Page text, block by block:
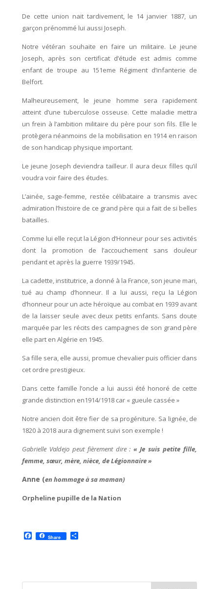
De cette union nait tardivement, le 14 janvier 1887, un
garçon prénommé lui aussi Joseph.
Notre vétéran souhaite en faire un militaire. Le jeune
Joseph, après son certificat d’étude est admis comme
enfant de troupe au 151eme Régiment d’infanterie de
Belfort.
Malheureusement, le jeune homme sera rapidement
atteint d’une tuberculose osseuse. Cette maladie mettra
un frein à l’ambition militaire du père pour son fils. Elle le
protègera néanmoins de la mobilisation en 1914 en raison
de son handicap physique important.
Le jeune Joseph deviendra tailleur. Il aura deux filles qu’il
voudra voir faire des études.
L’ainée, sage-femme, restée célibataire a transmis avec
admiration l’histoire de ce grand père qui a fait de si belles
batailles.
Comme lui elle reçut la Légion d’Honneur pour ses activités
dont la promotion de l’accouchement sans douleur
pendant et après la guerre 1939/1945.
La cadette, institutrice, a donné à la France, son jeune mari,
tué au champ d’honneur. Il a lui aussi, reçu la Légion
d’honneur pour un acte héroïque au combat en 1939 avant
de la laisser seule avec deux petits enfants. Sans doute
marquée par les récits des campagnes de son grand père
elle part en Algérie en 1945.
Sa fille sera, elle aussi, promue chevalier puis officier dans
cet ordre prestigieux.
Dans cette famille l’oncle a lui aussi été honoré de cette
grande distinction en1914/1918 car « gueule cassée »
Notre ancien doit être fier de sa progéniture. Sa lignée, de
1820 à 2018 aura dignement suivi son exemple !
Gabrielle Valdejo peut fièrement dire :« Je suis petite fille,
femme, sœur, mère, nièce, de Légionnaire »
Anne (en hommage à sa maman)
Orpheline pupille de la Nation
F
a
o
Share P
e